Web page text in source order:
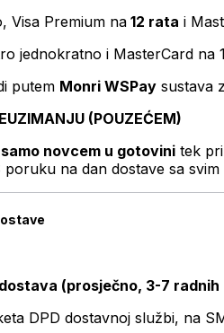
Visa Premium na 12 rata i
jednokratno i MasterCard na
putem Monri WSPay sustava
(POUZEĆEM)
samo novcem u gotovini tek
na dan dostave sa svim
dostava (prosječno, 3-7 radnih
DPD dostavnoj službi, na